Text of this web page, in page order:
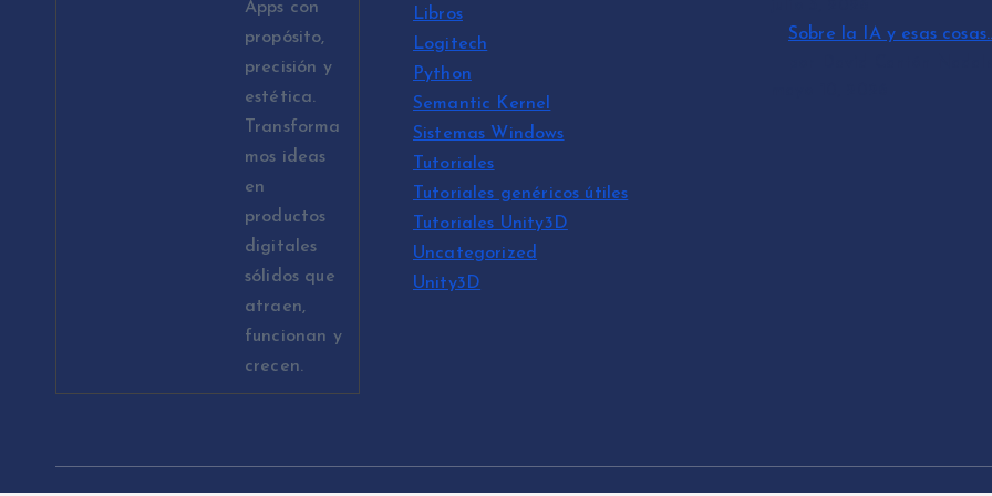
Apps con
propósito,
precisión y
estética.
Transforma
mos ideas
en
productos
digitales
sólidos que
atraen,
funcionan y
crecen.
Libros
Logitech
Python
Semantic Kernel
Sistemas Windows
Tutoriales
Tutoriales genéricos útiles
Tutoriales Unity3D
Uncategorized
Unity3D
Sobre la IA y esas